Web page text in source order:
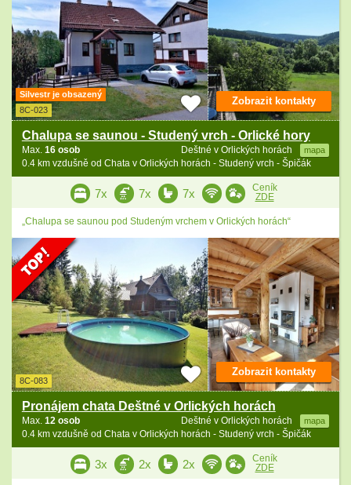
Silvestr je obsazený
8C-023
Chalupa se saunou - Studený vrch - Orlické hory
Deštné v Orlických horách mapa
Max. 16 osob
0.4 km vzdušně od Chata v Orlických horách - Studený vrch - Špičák
Zobrazit kontakty
7x 7x 7x
Ceník
ZDE
„Chalupa se saunou pod Studeným vrchem v Orlických horách“
8C-083
Pronájem chata Deštné v Orlických horách
Deštné v Orlických horách mapa
Max. 12 osob
0.4 km vzdušně od Chata v Orlických horách - Studený vrch - Špičák
Zobrazit kontakty
3x 2x 2x
Ceník
ZDE